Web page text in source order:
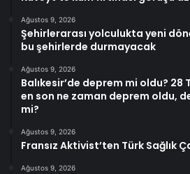
Ağustos 9, 2026
Şehirlerarası yolculukta yeni
bu şehirlerde durmayacak
Ağustos 9, 2026
Balıkesir’de deprem mi oldu? 28
en son ne zaman deprem oldu,
mi?
Ağustos 9, 2026
Fransız Aktivist’ten Türk Sağlık
Ağustos 9, 2026